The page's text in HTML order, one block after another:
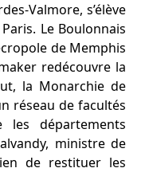
Valmore, s’élève
Le Boulonnais
de Memphis
redécouvre la
la Monarchie de
réseau de facultés
départements
ministre de
de restituer les